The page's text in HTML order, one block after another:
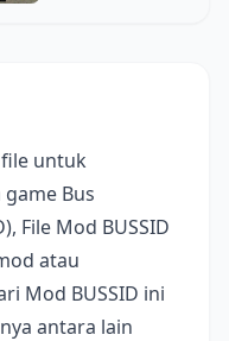
file untuk
Bus
File Mod BUSSID
atau
Mod BUSSID ini
antara lain